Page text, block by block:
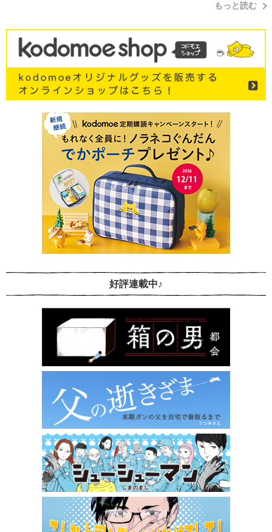
もっと読む
好評連載中♪